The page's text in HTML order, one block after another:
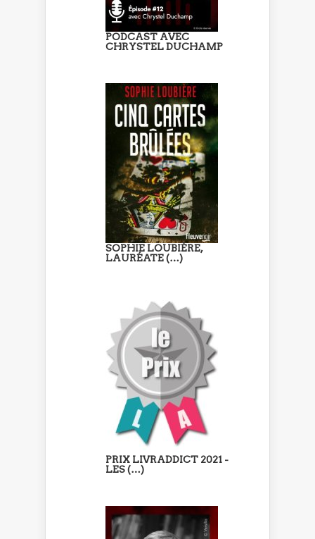
PODCAST AVEC
CHRYSTEL DUCHAMP
SOPHIE LOUBIÈRE,
LAURÉATE (…)
PRIX LIVRADDICT 2021 -
LES (…)